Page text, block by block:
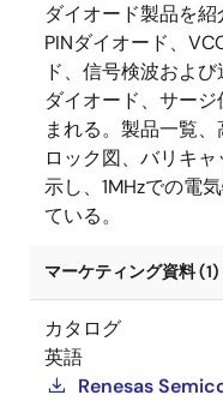
ダイオード製品を
PINダイオード、
ド、信号検波およ
ダイオード、サー
まれる。製品一覧
ロック図、バリキ
示し、1MHzでの電
ている。
マーケティング資料 (1)
カタログ
英語
Renesas